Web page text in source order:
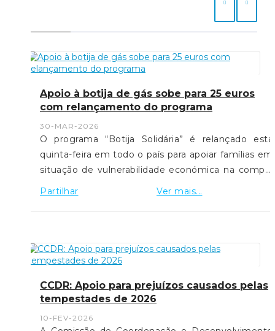
Apoio à botija de gás sobe para 25 euros
com relançamento do programa
30-MAR-2026
O programa “Botija Solidária” é relançado esta
quinta-feira em todo o país para apoiar famílias em
situação de vulnerabilidade económica na compra
de botijas de gás. O primeiro-ministro Luís
impacto da guerra no Médio Oriente.
Partilhar Ver mais...
CCDR: Apoio para prejuízos causados pelas
tempestades de 2026
10-FEV-2026